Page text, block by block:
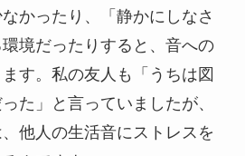
かったり、「静かにしなさ
境だったりすると、音への
す。私の友人も「うちは図
た」と言っていましたが、
他人の生活音にストレスを